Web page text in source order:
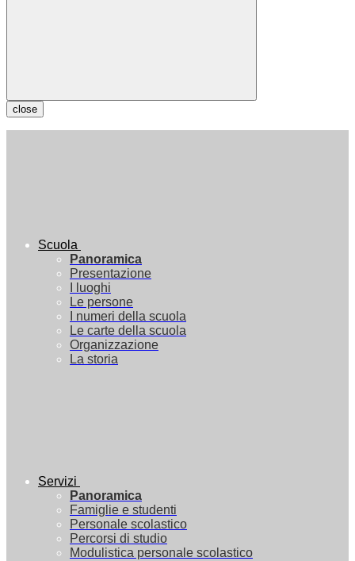
close
Scuola
Panoramica
Presentazione
I luoghi
Le persone
I numeri della scuola
Le carte della scuola
Organizzazione
La storia
Servizi
Panoramica
Famiglie e studenti
Personale scolastico
Percorsi di studio
Modulistica personale scolastico